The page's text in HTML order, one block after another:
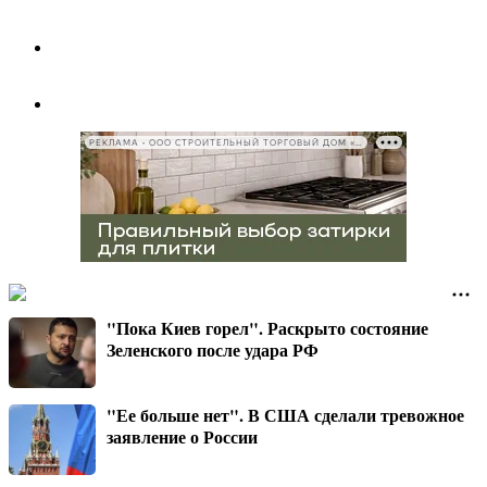
"Пока Киев горел". Раскрыто состояние
Зеленского после удара РФ
"Ее больше нет". В США сделали тревожное
заявление о России